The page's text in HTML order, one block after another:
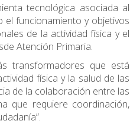
tecnológica asociada al
el funcionamiento y objetivos
de la actividad física y el
Atención Primaria.
transformadores que está
física y la salud de las
de la colaboración entre las
que requiere coordinación,